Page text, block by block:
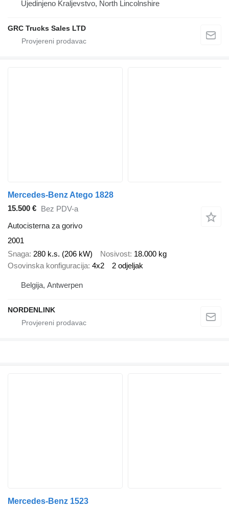
Ujedinjeno Kraljevstvo, North Lincolnshire
GRC Trucks Sales LTD
Mercedes-Benz Atego 1828
15.500 € Bez PDV-a
Autocisterna za gorivo
2001
Snaga 280 k.s. (206 kW) Nosivost 18.000 kg
Osovinska konfiguracija 4x2 2 odjeljak
Belgija, Antwerpen
NORDENLINK
Mercedes-Benz 1523